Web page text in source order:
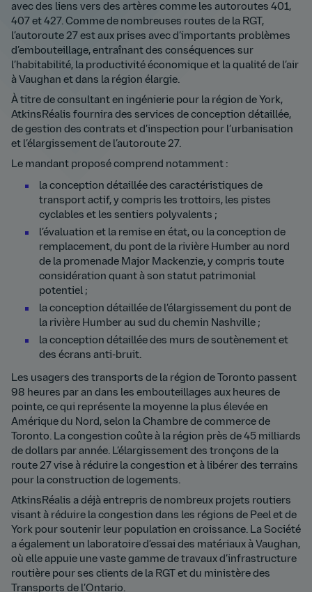
avec des liens vers des artères comme les autoroutes 401,
407 et 427. Comme de nombreuses routes de la RGT,
l’autoroute 27 est aux prises avec d’importants problèmes
d’embouteillage, entraînant des conséquences sur
l’habitabilité, la productivité économique et la qualité de l’air
à Vaughan et dans la région élargie.
À titre de consultant en ingénierie pour la région de York,
AtkinsRéalis fournira des services de conception détaillée,
de gestion des contrats et d’inspection pour l’urbanisation
et l’élargissement de l’autoroute 27.
Le mandant proposé comprend notamment :
la conception détaillée des caractéristiques de
transport actif, y compris les trottoirs, les pistes
cyclables et les sentiers polyvalents ;
l’évaluation et la remise en état, ou la conception de
remplacement, du pont de la rivière Humber au nord
de la promenade Major Mackenzie, y compris toute
considération quant à son statut patrimonial
potentiel ;
la conception détaillée de l’élargissement du pont de
la rivière Humber au sud du chemin Nashville ;
la conception détaillée des murs de soutènement et
des écrans anti-bruit.
Les usagers des transports de la région de Toronto passent
98 heures par an dans les embouteillages aux heures de
pointe, ce qui représente la moyenne la plus élevée en
Amérique du Nord, selon la Chambre de commerce de
Toronto. La congestion coûte à la région près de 45 milliards
de dollars par année. L’élargissement des tronçons de la
route 27 vise à réduire la congestion et à libérer des terrains
pour la construction de logements.
AtkinsRéalis a déjà entrepris de nombreux projets routiers
visant à réduire la congestion dans les régions de Peel et de
York pour soutenir leur population en croissance. La Société
a également un laboratoire d’essai des matériaux à Vaughan,
où elle appuie une vaste gamme de travaux d’infrastructure
routière pour ses clients de la RGT et du ministère des
Transports de l’Ontario.